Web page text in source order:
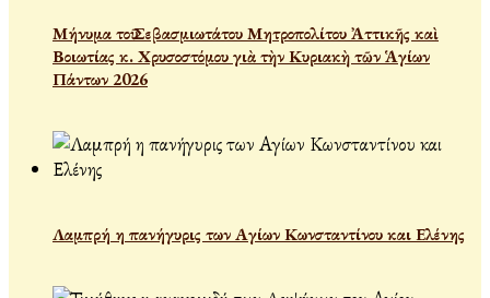
Μήνυμα τοῦ Σεβασμιωτάτου Μητροπολίτου Ἀττικῆς καὶ
Βοιωτίας κ. Χρυσοστόμου γιὰ τὴν Κυριακὴ τῶν Ἁγίων
Πάντων 2026
Λαμπρή η πανήγυρις των Αγίων Κωνσταντίνου και Ελένης